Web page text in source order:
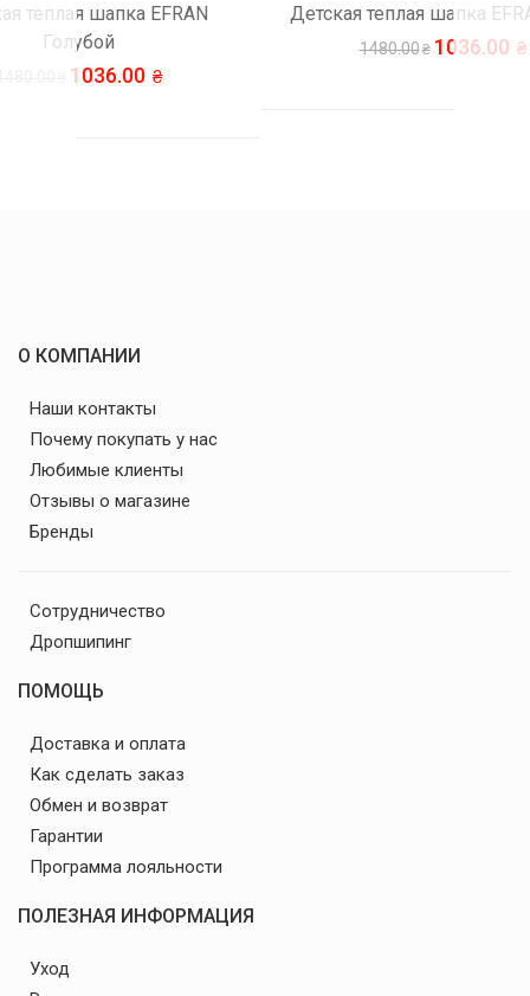
Детская теплая шапка EFRAN Екри
О КОМПАНИИ
Наши контакты
Почему покупать у нас
Любимые клиенты
Отзывы о магазине
Бренды
Сотрудничество
Дропшипинг
ПОМОЩЬ
Доставка и оплата
Как сделать заказ
Обмен и возврат
Гарантии
Программа лояльности
ПОЛЕЗНАЯ ИНФОРМАЦИЯ
Уход